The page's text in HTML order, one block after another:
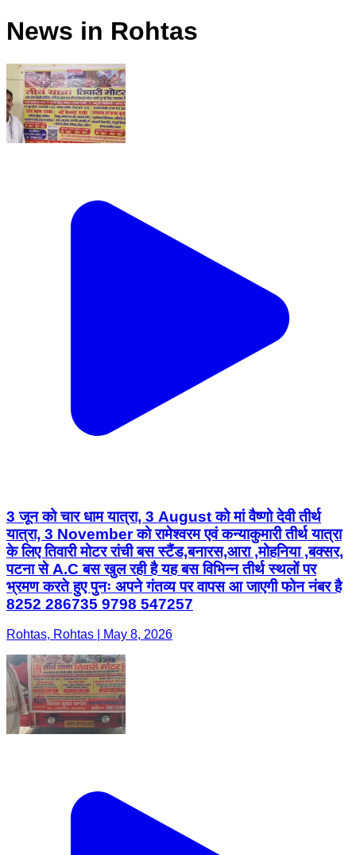
News in Rohtas
3 जून को चार धाम यात्रा, 3 August को मां वैष्णो देवी तीर्थ
यात्रा, 3 November को रामेश्वरम एवं कन्याकुमारी तीर्थ यात्रा
के लिए तिवारी मोटर रांची बस स्टैंड,बनारस,आरा ,मोहनिया ,बक्सर,
पटना से A.C बस खुल रही है यह बस विभिन्न तीर्थ स्थलों पर
भ्रमण करते हुए पुनः अपने गंतव्य पर वापस आ जाएगी फोन नंबर है
8252 286735 9798 547257
Rohtas, Rohtas | May 8, 2026